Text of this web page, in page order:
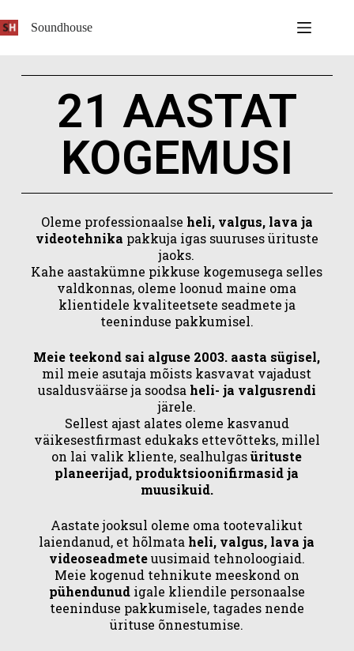
Soundhouse
21 AASTAT
KOGEMUSI
Oleme professionaalse heli, valgus, lava ja
videotehnika pakkuja igas suuruses ürituste
jaoks.
Kahe aastakümne pikkuse kogemusega selles
valdkonnas, oleme loonud maine oma
klientidele kvaliteetsete seadmete ja
teeninduse pakkumisel.
Meie teekond sai alguse 2003. aasta sügisel,
mil meie asutaja mõists kasvavat vajadust
usaldusväärse ja soodsa heli- ja valgusrendi
järele.
Sellest ajast alates oleme kasvanud
väikesestfirmast edukaks ettevõtteks, millel
on lai valik kliente, sealhulgasürituste
planeerijad, produktsioonifirmasid ja
muusikuid.
Aastate jooksul oleme oma tootevalikut
laiendanud, et hõlmata heli, valgus, lava ja
videoseadmeteuusimaid tehnoloogiaid.
Meie kogenud tehnikute meeskond on
pühendunudigale kliendile personaalse
teeninduse pakkumisele, tagades nende
ürituse õnnestumise.